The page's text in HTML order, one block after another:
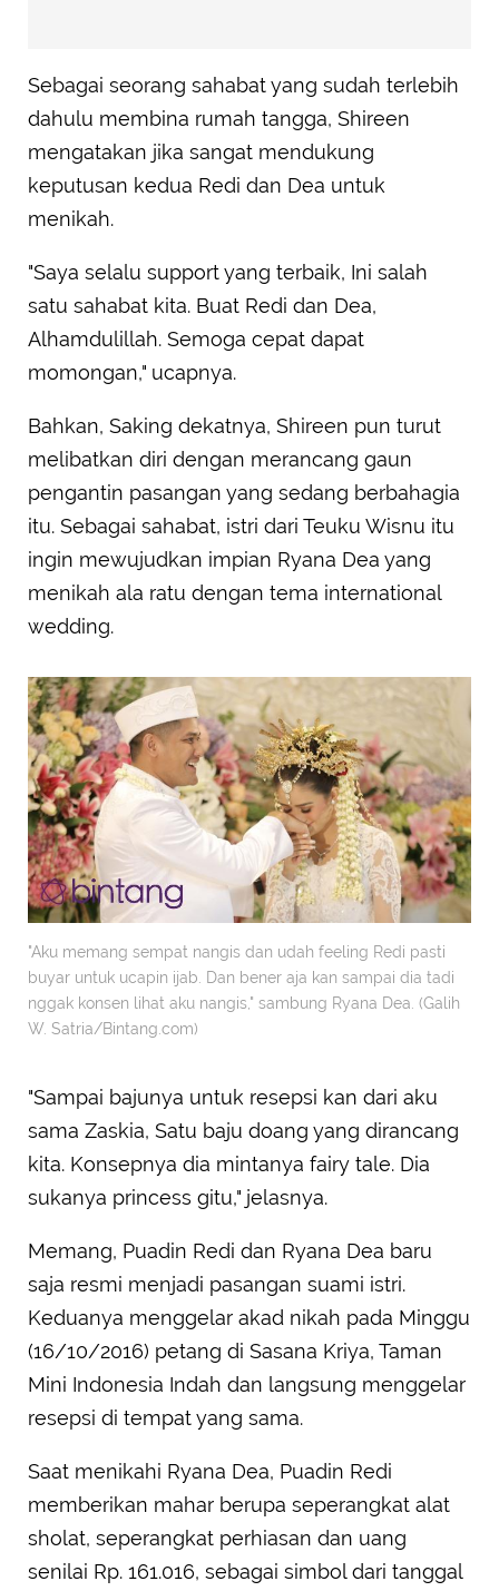
Sebagai seorang sahabat yang sudah terlebih
dahulu membina rumah tangga, Shireen
mengatakan jika sangat mendukung
keputusan kedua Redi dan Dea untuk
menikah.
"Saya selalu support yang terbaik, Ini salah
satu sahabat kita. Buat Redi dan Dea,
Alhamdulillah. Semoga cepat dapat
momongan," ucapnya.
Bahkan, Saking dekatnya, Shireen pun turut
melibatkan diri dengan merancang gaun
pengantin pasangan yang sedang berbahagia
itu. Sebagai sahabat, istri dari Teuku Wisnu itu
ingin mewujudkan impian Ryana Dea yang
menikah ala ratu dengan tema international
wedding.
"Aku memang sempat nangis dan udah feeling Redi pasti
buyar untuk ucapin ijab. Dan bener aja kan sampai dia tadi
nggak konsen lihat aku nangis," sambung Ryana Dea. (Galih
W. Satria/Bintang.com)
"Sampai bajunya untuk resepsi kan dari aku
sama Zaskia, Satu baju doang yang dirancang
kita. Konsepnya dia mintanya fairy tale. Dia
sukanya princess gitu," jelasnya.
Memang, Puadin Redi dan Ryana Dea baru
saja resmi menjadi pasangan suami istri.
Keduanya menggelar akad nikah pada Minggu
(16/10/2016) petang di Sasana Kriya, Taman
Mini Indonesia Indah dan langsung menggelar
resepsi di tempat yang sama.
Saat menikahi Ryana Dea, Puadin Redi
memberikan mahar berupa seperangkat alat
sholat, seperangkat perhiasan dan uang
senilai Rp. 161.016, sebagai simbol dari tanggal